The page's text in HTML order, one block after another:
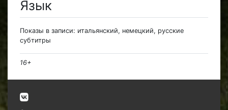
Язык
Показы в записи: итальянский, немецкий, русские
субтитры
16+